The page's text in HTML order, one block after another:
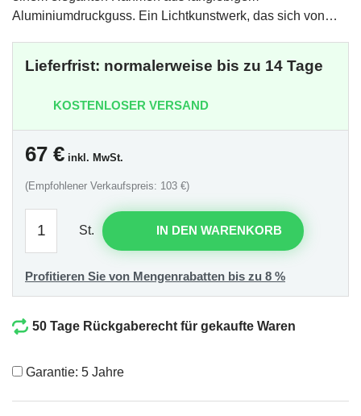
Aluminiumdruckguss. Ein Lichtkunstwerk, das sich von…
Lieferfrist: normalerweise bis zu 14 Tage
KOSTENLOSER VERSAND
67 € inkl. MwSt.
(Empfohlener Verkaufspreis: 103 €)
St. IN DEN WARENKORB
Profitieren Sie von Mengenrabatten bis zu 8 %
50 Tage Rückgaberecht für gekaufte Waren
Garantie: 5 Jahre